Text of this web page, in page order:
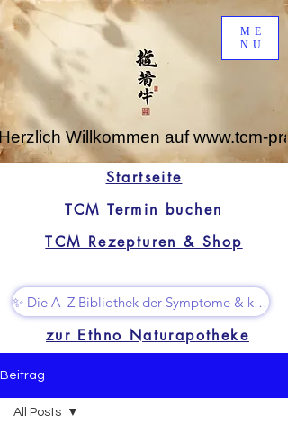
ME
NU
Willkommen auf www.tcm-
✨ Die A–Z Bibliothek der Symptome & kleine Superhelfer
zur Ethno Naturapotheke
TCM Termin buchen
Startseite
TCM Rezepturen & Shop
Beitrag
All Posts